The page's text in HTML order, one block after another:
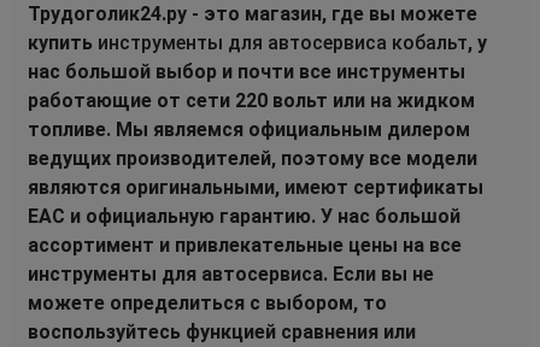
Трудоголик24.ру - это магазин, где вы можете
купить инструменты для автосервиса кобальт, у
нас большой выбор и почти все инструменты
работающие от сети 220 вольт или на жидком
топливе. Мы являемся официальным дилером
ведущих производителей, поэтому все модели
являются оригинальными, имеют сертификаты
EAC и официальную гарантию. У нас большой
ассортимент и привлекательные цены на все
инструменты для автосервиса. Если вы не
можете определиться с выбором, то
воспользуйтесь функцией сравнения или